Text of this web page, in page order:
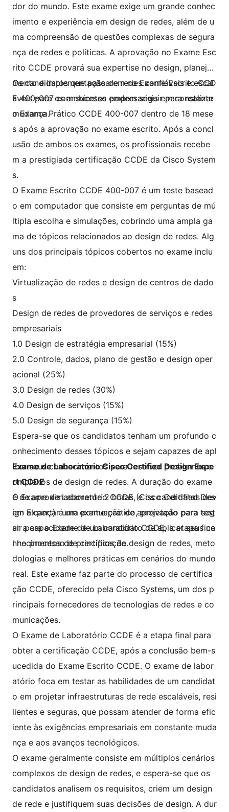
dor do mundo. Este exame exige um grande conhec
imento e experiência em design de redes, além de u
ma compreensão de questões complexas de segura
nça de redes e políticas. A aprovação no Exame Esc
rito CCDE provará sua expertise no design, planeja
mento e implementação de redes confiáveis e escal
áveis para os ambientes empresariais em constante
mudança.
Os candidatos que passarem no Exame Escrito CCD
E 400-007 com sucesso podem seguir para realizar
o Exame Prático CCDE 400-007 dentro de 18 mese
s após a aprovação no exame escrito. Após a concl
usão de ambos os exames, os profissionais recebe
m a prestigiada certificação CCDE da Cisco System
s.
O Exame Escrito CCDE 400-007 é um teste basead
o em computador que consiste em perguntas de mú
ltipla escolha e simulações, cobrindo uma ampla ga
ma de tópicos relacionados ao design de redes. Alg
uns dos principais tópicos cobertos no exame inclu
em:
Virtualização de redes e design de centros de dado
s
Design de redes de provedores de serviços e redes
empresariais
1.0 Design de estratégia empresarial (15%)
2.0 Controle, dados, plano de gestão e design oper
acional (25%)
3.0 Design de redes (30%)
4.0 Design de serviços (15%)
5.0 Design de segurança (15%)
Espera-se que os candidatos tenham um profundo c
onhecimento desses tópicos e sejam capazes de apl
icar seus conhecimentos para resolver problemas c
omplexos de design de redes. A duração do exame
é de aproximadamente 2 horas, e os candidatos dev
em alcançar uma pontuação de aprovação para seg
uir para o Exame de Laboratório CCDE, a etapa fina
l no processo de certificação.
Exame de Laboratório Cisco Certified Design Expe
rt CCDE
O Exame de Laboratório CCDE (Cisco Certified Des
ign Expert) é um exame prático, projetado para test
ar a capacidade de um candidato de aplicar seus co
nhecimentos de princípios de design de redes, meto
dologias e melhores práticas em cenários do mundo
real. Este exame faz parte do processo de certifica
ção CCDE, oferecido pela Cisco Systems, um dos p
rincipais fornecedores de tecnologias de redes e co
municações.
O Exame de Laboratório CCDE é a etapa final para
obter a certificação CCDE, após a conclusão bem-s
ucedida do Exame Escrito CCDE. O exame de labor
atório foca em testar as habilidades de um candidat
o em projetar infraestruturas de rede escaláveis, resi
lientes e seguras, que possam atender de forma efic
iente às exigências empresariais em constante muda
nça e aos avanços tecnológicos.
O exame geralmente consiste em múltiplos cenários
complexos de design de redes, e espera-se que os
candidatos analisem os requisitos, criem um design
de rede e justifiquem suas decisões de design. A dur